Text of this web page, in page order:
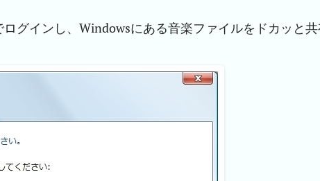
グインし、Windowsにある音楽ファイルをドカッと